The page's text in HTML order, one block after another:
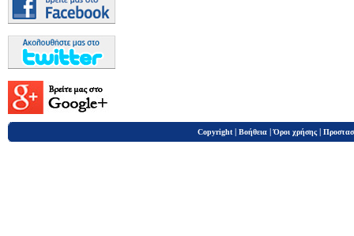
Copyright | Βοήθεια |Όροι χρήσης |